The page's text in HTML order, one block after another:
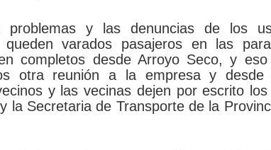
y las denuncias de los
varados pasajeros en las
completos desde Arroyo Seco, y
otra reunión a la empresa y desde
y las vecinas dejen por escrito
la Secretaria de Transporte de la